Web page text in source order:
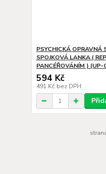
PSYCHICKÁ OPRAVNÁ
SPOJKOVÁ LANKA (
PANCÉŘOVÁNÍM ) (UP-
594 Kč
491 Kč bez DPH